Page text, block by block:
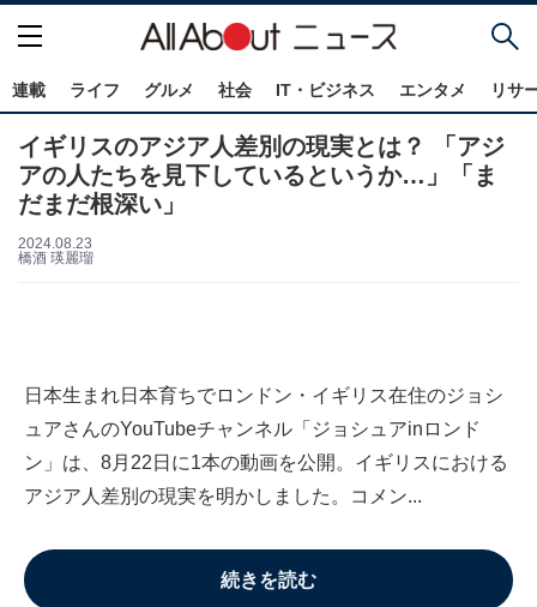
連載 ライフ グルメ 社会 IT・ビジネス エンタメ リサ
イギリスのアジア人差別の現実とは？ 「アジ
アの人たちを見下しているというか…」「ま
だまだ根深い」
2024.08.23
橋酒 瑛麗瑠
日本生まれ日本育ちでロンドン・イギリス在住のジョシ
ュアさんのYouTubeチャンネル「ジョシュアinロンド
ン」は、8月22日に1本の動画を公開。イギリスにおける
アジア人差別の現実を明かしました。コメン...
続きを読む